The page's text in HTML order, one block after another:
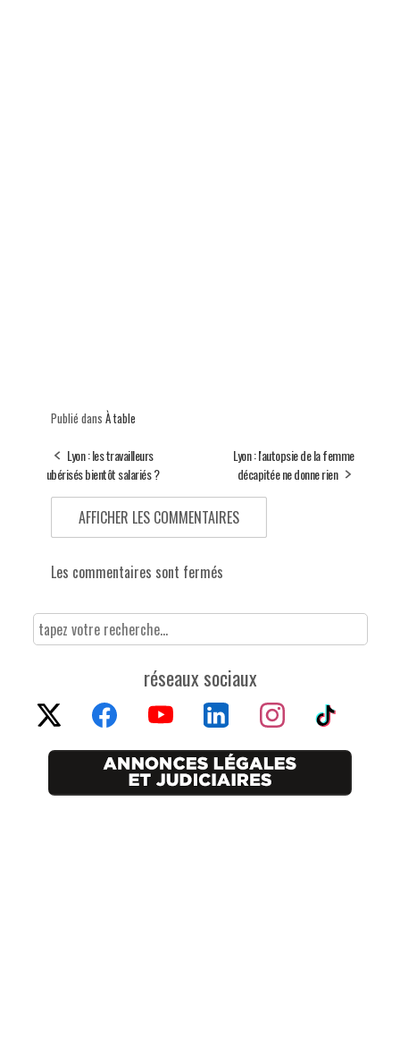
Publié dans À table
Lyon : les travailleurs
ubérisés bientôt salariés ?
Lyon : l'autopsie de la femme
décapitée ne donne rien
AFFICHER LES COMMENTAIRES
Les commentaires sont fermés
réseaux sociaux